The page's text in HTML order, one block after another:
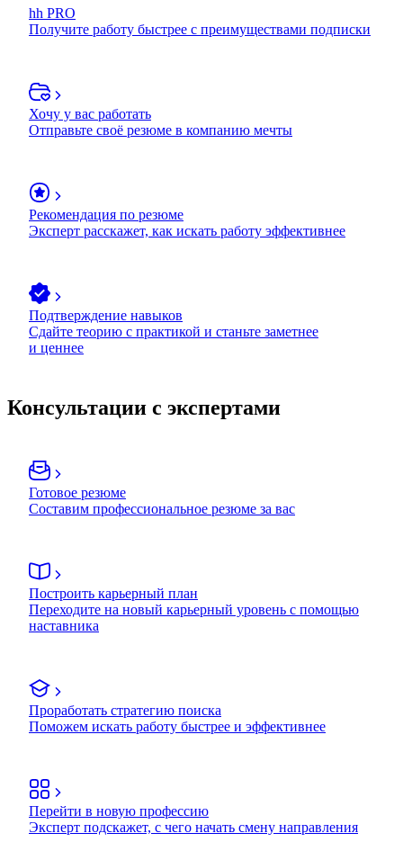
hh PRO
Получите работу быстрее с преимуществами подписки
Хочу у вас работать
Отправьте своё резюме в компанию мечты
Рекомендация по резюме
Эксперт расскажет, как искать работу эффективнее
Подтверждение навыков
Сдайте теорию с практикой и станьте заметнее
и ценнее
Консультации с экспертами
Готовое резюме
Составим профессиональное резюме за вас
Построить карьерный план
Переходите на новый карьерный уровень с помощью
наставника
Проработать стратегию поиска
Поможем искать работу быстрее и эффективнее
Перейти в новую профессию
Эксперт подскажет, с чего начать смену направления